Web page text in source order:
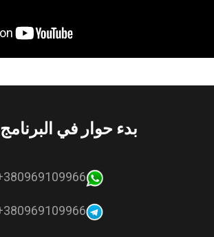
بدء حوار في البرنامج
380969109966+
380969109966+